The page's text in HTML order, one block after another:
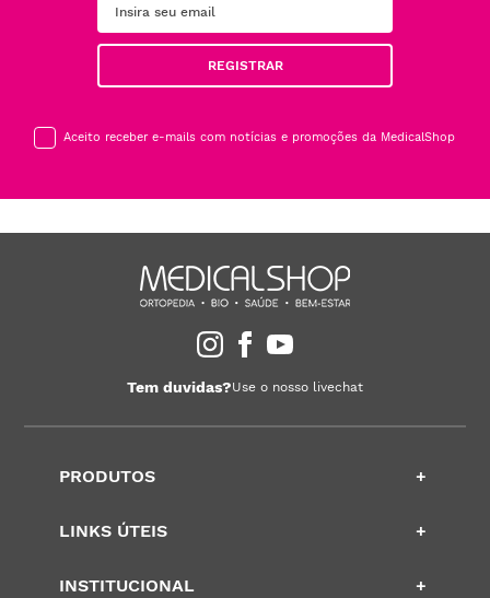
REGISTRAR
Aceito receber e-mails com notícias e promoções da MedicalShop
Tem duvidas?Use o nosso livechat
PRODUTOS +
LINKS ÚTEIS +
INSTITUCIONAL +